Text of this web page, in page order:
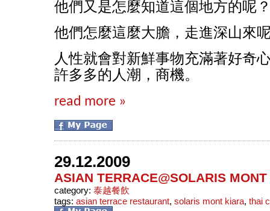
他們又是怎麼知道這個地方的呢
他們怎麼這麼大膽，走進深山來
人性就會對新鮮事物充滿著好奇
許多多的人潮，商機。
read more »
29.12.2009
ASIAN TERRACE@SOLARIS
category: 泰越餐飲
tags: asian terrace restaurant, solaris mont kiara, thai